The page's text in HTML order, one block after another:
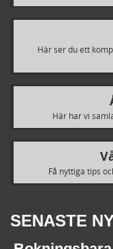
Här ser du ett
Här har vi
Få nyttiga tips
SENASTE